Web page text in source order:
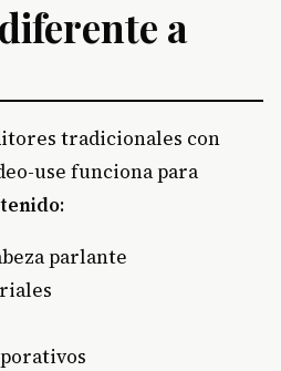
a
tradicionales con
use funciona para
:
parlante